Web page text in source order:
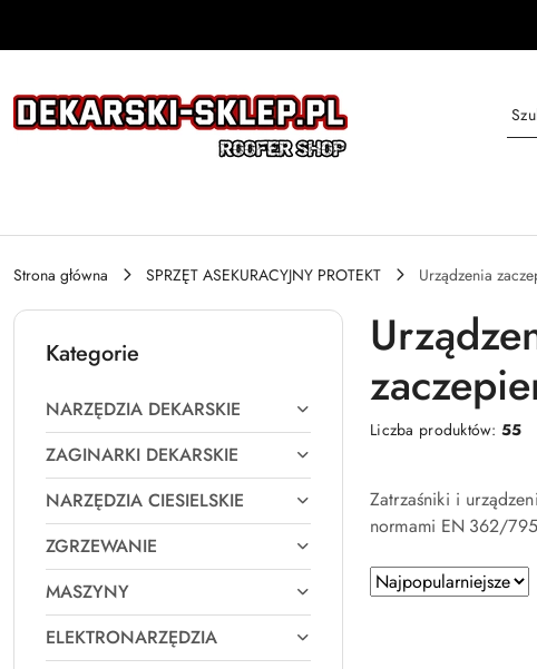
Strona główna SPRZĘT ASEKURACYJNY PROTEKT Urządzenia
Kategorie
NARZĘDZIA DEKARSKIE
ZAGINARKI DEKARSKIE
NARZĘDZIA CIESIELSKIE
ZGRZEWANIE
MASZYNY
ELEKTRONARZĘDZIA
Liczba produktów:55
Zatrzaśniki i
normami EN 362/
Zastosowano
sortowanie:
Sortuj
według